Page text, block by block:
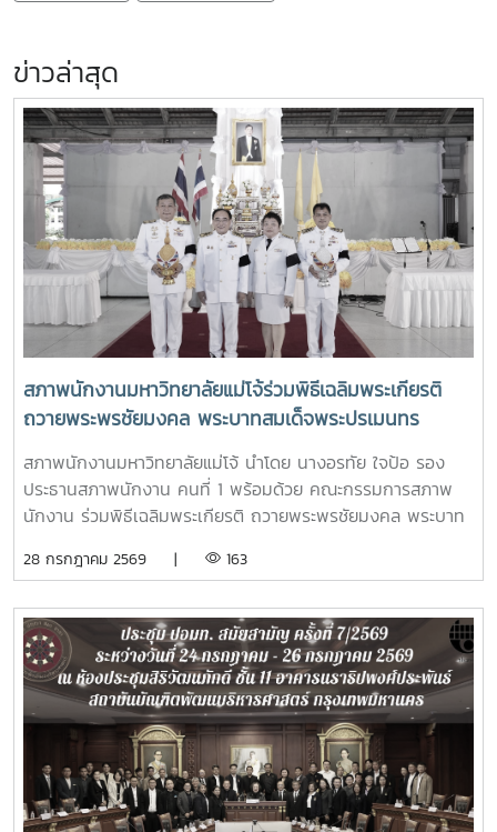
ข่าวล่าสุด
สภาพนักงานมหาวิทยาลัยแม่โจ้ร่วมพิธีเฉลิมพระเกียรติ
ถวายพระพรชัยมงคล พระบาทสมเด็จพระปรเมนทร
รามาธิบดีศรีสินทร มหาวชิราลงกรณ พระวชิรเกล้าเจ้าอยู่
หัว เนื่องในโอกาสมหามงคลเฉลิมพระชนมพรรษา 28
กรกฎาคม 2568
สภาพนักงานมหาวิทยาลัยแม่โจ้ นำโดย นางอรทัย ใจป้อ รอง
ประธานสภาพนักงาน คนที่ 1 พร้อมด้วย คณะกรรมการสภาพ
นักงาน ร่วมพิธีเฉลิมพระเกียรติ ถวายพระพรชัยมงคล พระบาท
วชิรเกล้าเจ้าอยู่หัว เนื่องในโอกาสมหามงคลเฉลิมพระชนมพรรษา
มา อธิการบดีมหาวิทยาลัยแม่โจ้ เป็นประธานใน มีพิธีถวายสัตย์
ปฏิญาณเพื่อเป็นข้าราชการที่ดีและเป็นพลังของแผ่นดิน พิธีวาง
พานพุ่ม ถวายเครื่องราชสักการะ และพิธีจุดเทียนถวายพระพร
ชัยมงคลซึ่งแสดงถึงความจงรักภักดีต่อสถาบันพระมหากษัตริย์
โดยมีผู้บริหาร คณาจารย์ หัวหน้าส่วนงาน ข้าราชการ บุคลากร ผู้
แทนศิษย์เก่าแม่โจ้ และนักศึกษารวมถึงหน่วยงานปกครองส่วน
ท้องถิ่น ร่วมเข้าพิธี ณ อาคารแผ่พืชน์มหาวิทยาลัยแม่โจ้
28 กรกฎาคม 2569 | 163